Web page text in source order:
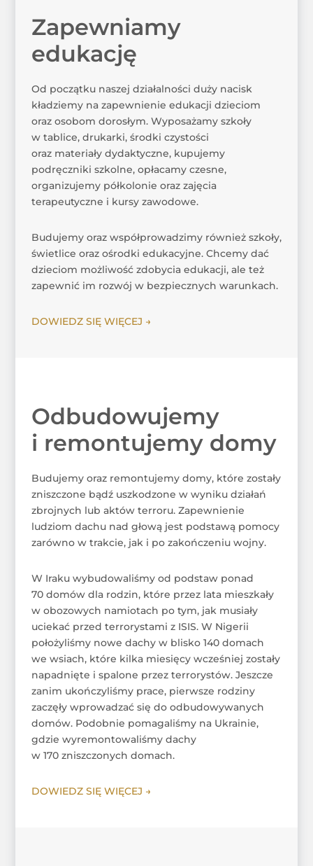
Zapewniamy
edukację
Od początku naszej działalności duży nacisk
kładziemy na zapewnienie edukacji dzieciom
oraz osobom dorosłym. Wyposażamy szkoły
w tablice, drukarki, środki czystości
oraz materiały dydaktyczne, kupujemy
podręczniki szkolne, opłacamy czesne,
organizujemy półkolonie oraz zajęcia
terapeutyczne i kursy zawodowe.
Budujemy oraz współprowadzimy również szkoły,
świetlice oraz ośrodki edukacyjne. Chcemy dać
dzieciom możliwość zdobycia edukacji, ale też
zapewnić im rozwój w bezpiecznych warunkach.
DOWIEDZ SIĘ WIĘCEJ →
Odbudowujemy
i remontujemy domy
Budujemy oraz remontujemy domy, które zostały
zniszczone bądź uszkodzone w wyniku działań
zbrojnych lub aktów terroru. Zapewnienie
ludziom dachu nad głową jest podstawą pomocy
zarówno w trakcie, jak i po zakończeniu wojny.
W Iraku wybudowaliśmy od podstaw ponad
70 domów dla rodzin, które przez lata mieszkały
w obozowych namiotach po tym, jak musiały
uciekać przed terrorystami z ISIS. W Nigerii
położyliśmy nowe dachy w blisko 140 domach
we wsiach, które kilka miesięcy wcześniej zostały
napadnięte i spalone przez terrorystów. Jeszcze
zanim ukończyliśmy prace, pierwsze rodziny
zaczęły wprowadzać się do odbudowywanych
domów. Podobnie pomagaliśmy na Ukrainie,
gdzie wyremontowaliśmy dachy
w 170 zniszczonych domach.
DOWIEDZ SIĘ WIĘCEJ →